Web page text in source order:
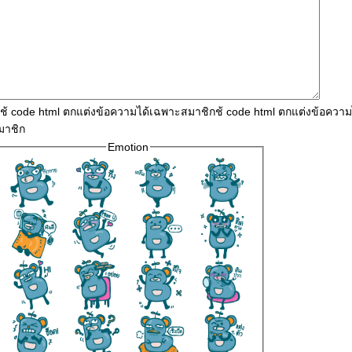
code html ตกแต่งข้อความได้เฉพาะสมาชิกช้ code html ตกแต่งข้อควา
าชิก
Emotion